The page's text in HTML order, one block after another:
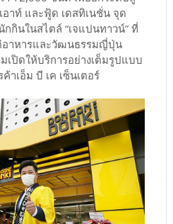
อาท์ และฟู้ด เดสทิเนชั่น จุด
กินในสไตล์ “เจแปนทาวน์” ที่
อาหารและวัฒนธรรมญี่ปุ่น
เปิดให้บริการอย่างเต็มรูปแบบ
เอ็ม บี เค เซ็นเตอร์